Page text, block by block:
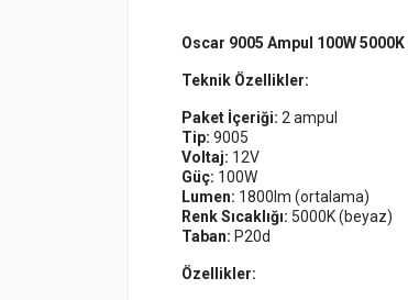
Oscar 9005 Ampul 100W
Teknik Özellikler:
Paket İçeriği: 2 ampul
Tip: 9005
Voltaj: 12V
Güç: 100W
Lumen: 1800lm (ortalama)
Renk Sıcaklığı: 5000K (beyaz)
Taban: P20d
Özellikler: